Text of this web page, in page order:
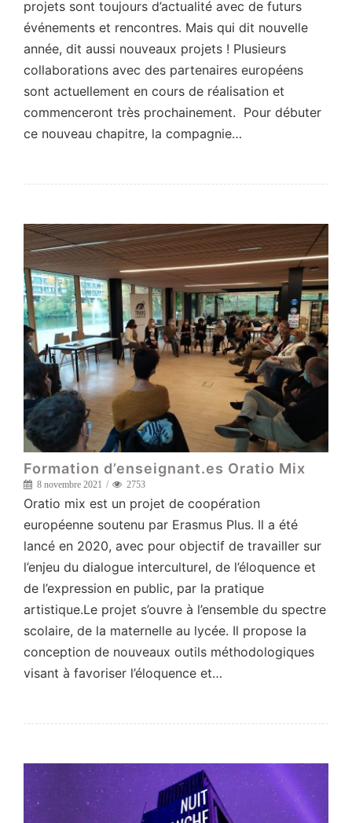
projets sont toujours d’actualité avec de futurs
événements et rencontres. Mais qui dit nouvelle
année, dit aussi nouveaux projets ! Plusieurs
collaborations avec des partenaires européens
sont actuellement en cours de réalisation et
commenceront très prochainement. Pour débuter
ce nouveau chapitre, la compagnie…
Formation d’enseignant.es Oratio Mix
8 novembre 2021 2753
Oratio mix est un projet de coopération
européenne soutenu par Erasmus Plus. Il a été
lancé en 2020, avec pour objectif de travailler sur
l’enjeu du dialogue interculturel, de l’éloquence et
de l’expression en public, par la pratique
artistique.Le projet s’ouvre à l’ensemble du spectre
scolaire, de la maternelle au lycée. Il propose la
conception de nouveaux outils méthodologiques
visant à favoriser l’éloquence et…